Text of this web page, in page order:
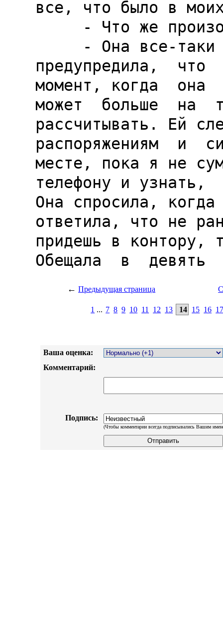
← Предыдущая страница
1 ... 7 8 9 10 11 12 13 14 15 16
Ваша оценка:
Комментарий:
Подпись:
(Чтобы комментарии всегда подписывались Вашим